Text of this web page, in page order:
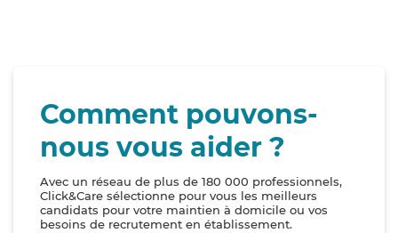
Comment pouvons-
nous vous aider ?
Avec un réseau de plus de 180 000 professionnels,
Click&Care sélectionne pour vous les meilleurs
candidats pour votre maintien à domicile ou vos
besoins de recrutement en établissement.